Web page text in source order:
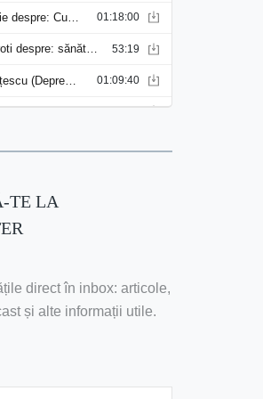
TE LA
direct în inbox: articole,
și alte informații utile.